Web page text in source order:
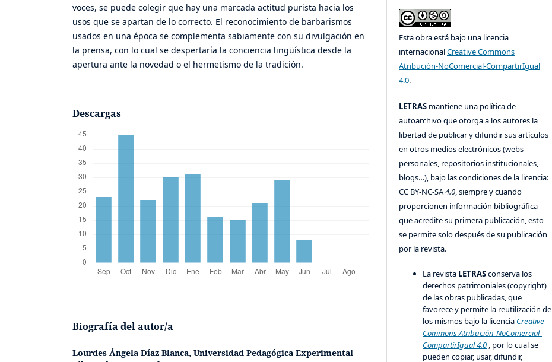
voces, se puede colegir que hay una marcada actitud purista hacia los
usos que se apartan de lo correcto. El reconocimiento de barbarismos
usados en una época se complementa sabiamente con su divulgación en
la prensa, con lo cual se despertaría la conciencia lingüística desde la
apertura ante la novedad o el hermetismo de la tradición.
Descargas
Biografía del autor/a
Lourdes Ángela Díaz Blanca, Universidad Pedagógica Experimental
Esta obra está bajo una licencia
internacionalCreative Commons
Atribución-NoComercial-CompartirIgual
4.0.
LETRAS mantiene una política de
autoarchivo que otorga a los autores la
libertad de publicar y difundir sus artículos
en otros medios electrónicos (webs
personales, repositorios institucionales,
blogs…), bajo las condiciones de la licencia:
CC BY-NC-SA4.0, siempre y cuando
proporcionen información bibliográfica
que acredite su primera publicación, esto
se permite solo después de su publicación
por la revista.
La revista LETRASconserva los
derechos patrimoniales (copyright)
de las obras publicadas, que
favorece y permite la reutilización de
los mismos bajo la licencia Creative
Commons Atribución-NoComercial-
CompartirIgual 4.0 , por lo cual se
pueden copiar, usar, difundir,